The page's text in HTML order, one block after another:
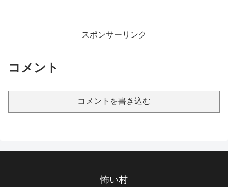
スポンサーリンク
コメント
コメントを書き込む
怖い村